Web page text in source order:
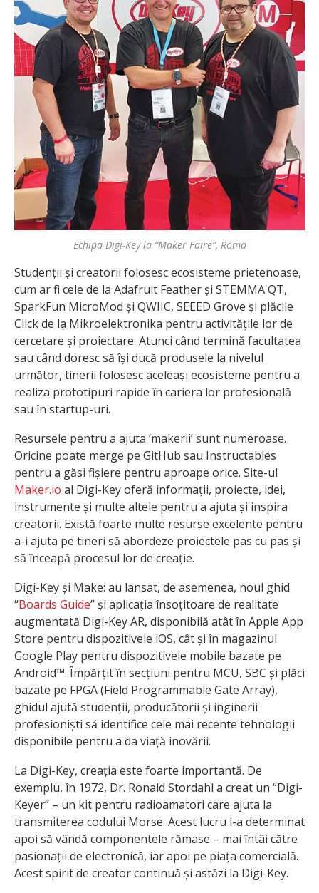
Echipa Digi-Key la “Maker Faire”, Roma
Studenții și creatorii folosesc ecosisteme prietenoase,
cum ar fi cele de la Adafruit Feather și STEMMA QT,
SparkFun MicroMod și QWIIC, SEEED Grove și plăcile
Click de la Mikroelektronika pentru activitățile lor de
cercetare și proiectare. Atunci când termină facultatea
sau când doresc să își ducă produsele la nivelul
următor, tinerii folosesc aceleași ecosisteme pentru a
realiza prototipuri rapide în cariera lor profesională
sau în startup-uri.
Resursele pentru a ajuta ‘makerii’ sunt numeroase.
Oricine poate merge pe GitHub sau Instructables
pentru a găsi fișiere pentru aproape orice. Site-ul
Maker.io al Digi-Key oferă informații, proiecte, idei,
instrumente și multe altele pentru a ajuta și inspira
creatorii. Există foarte multe resurse excelente pentru
a-i ajuta pe tineri să abordeze proiectele pas cu pas și
să înceapă procesul lor de creație.
Digi-Key și Make: au lansat, de asemenea, noul ghid
“Boards Guide” și aplicația însoțitoare de realitate
augmentată Digi-Key AR, disponibilă atât în Apple App
Store pentru dispozitivele iOS, cât și în magazinul
Google Play pentru dispozitivele mobile bazate pe
Android™. Împărțit în secțiuni pentru MCU, SBC și plăci
bazate pe FPGA (Field Programmable Gate Array),
ghidul ajută studenții, producătorii și inginerii
profesioniști să identifice cele mai recente tehnologii
disponibile pentru a da viață inovării.
La Digi-Key, creația este foarte importantă. De
exemplu, în 1972, Dr. Ronald Stordahl a creat un “Digi-
Keyer” – un kit pentru radioamatori care ajuta la
transmiterea codului Morse. Acest lucru l-a determinat
apoi să vândă componentele rămase – mai întâi către
pasionații de electronică, iar apoi pe piața comercială.
Acest spirit de creator continuă și astăzi la Digi-Key.